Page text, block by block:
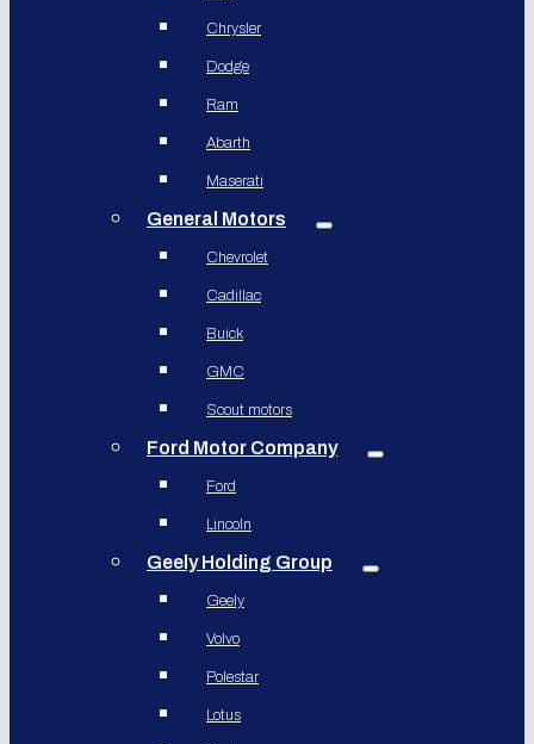
Chrysler
Dodge
Ram
Abarth
Maserati
General Motors
Chevrolet
Cadillac
Buick
GMC
Scout motors
Ford Motor Company
Ford
Lincoln
Geely Holding Group
Geely
Volvo
Polestar
Lotus